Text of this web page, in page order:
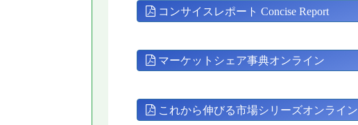
コンサイスレポート Concise Report
マーケットシェア事典オンライン
これから伸びる市場シリーズオンライン